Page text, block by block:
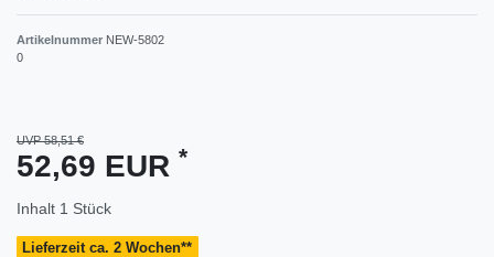
Artikelnummer NEW-5802
0
UVP 58,51 €
52,69 EUR *
Inhalt 1 Stück
Lieferzeit ca. 2 Wochen**